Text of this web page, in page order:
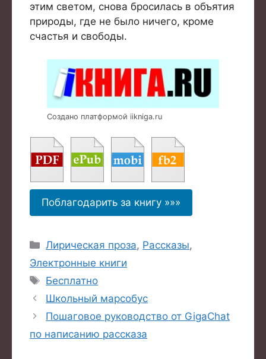
этим светом, снова бросилась в объятия
природы, где не было ничего, кроме
счастья и свободы.
Создано платформой iikniga.ru
Поблагодарить за книгу »»»
Рубрики
Лирическая проза, Рассказы,
Электронные книги
Метки
Бесплатно
Школьный марсобус
Пошаговое руководство от GigaChat
по написанию рассказа